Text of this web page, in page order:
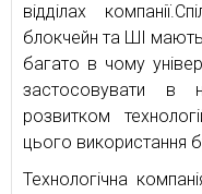
відділах
блокчейн та ШІ
багато в чому
застосовувати в
розвитком
цього використання
Технологічна